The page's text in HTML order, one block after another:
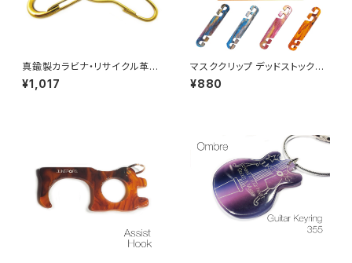
真鍮製カラビナ・リサイクル革＆
フック
¥1,017
マスククリップ デッドストックア
クリル
¥880